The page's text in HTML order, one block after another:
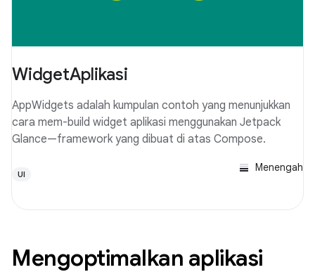
WidgetAplikasi
AppWidgets adalah kumpulan contoh yang menunjukkan
cara mem-build widget aplikasi menggunakan Jetpack
Glance—framework yang dibuat di atas Compose.
UI
Menengah
Mengoptimalkan aplikasi